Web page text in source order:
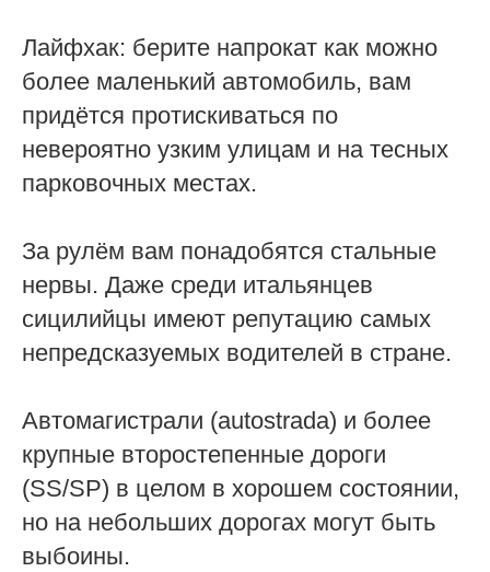
Лайфхак: берите напрокат как можно
более маленький автомобиль, вам
придётся протискиваться по
невероятно узким улицам и на тесных
парковочных местах.
За рулём вам понадобятся стальные
нервы. Даже среди итальянцев
сицилийцы имеют репутацию самых
непредсказуемых водителей в стране.
Автомагистрали (autostrada) и более
крупные второстепенные дороги
(SS/SP) в целом в хорошем состоянии,
но на небольших дорогах могут быть
выбоины.